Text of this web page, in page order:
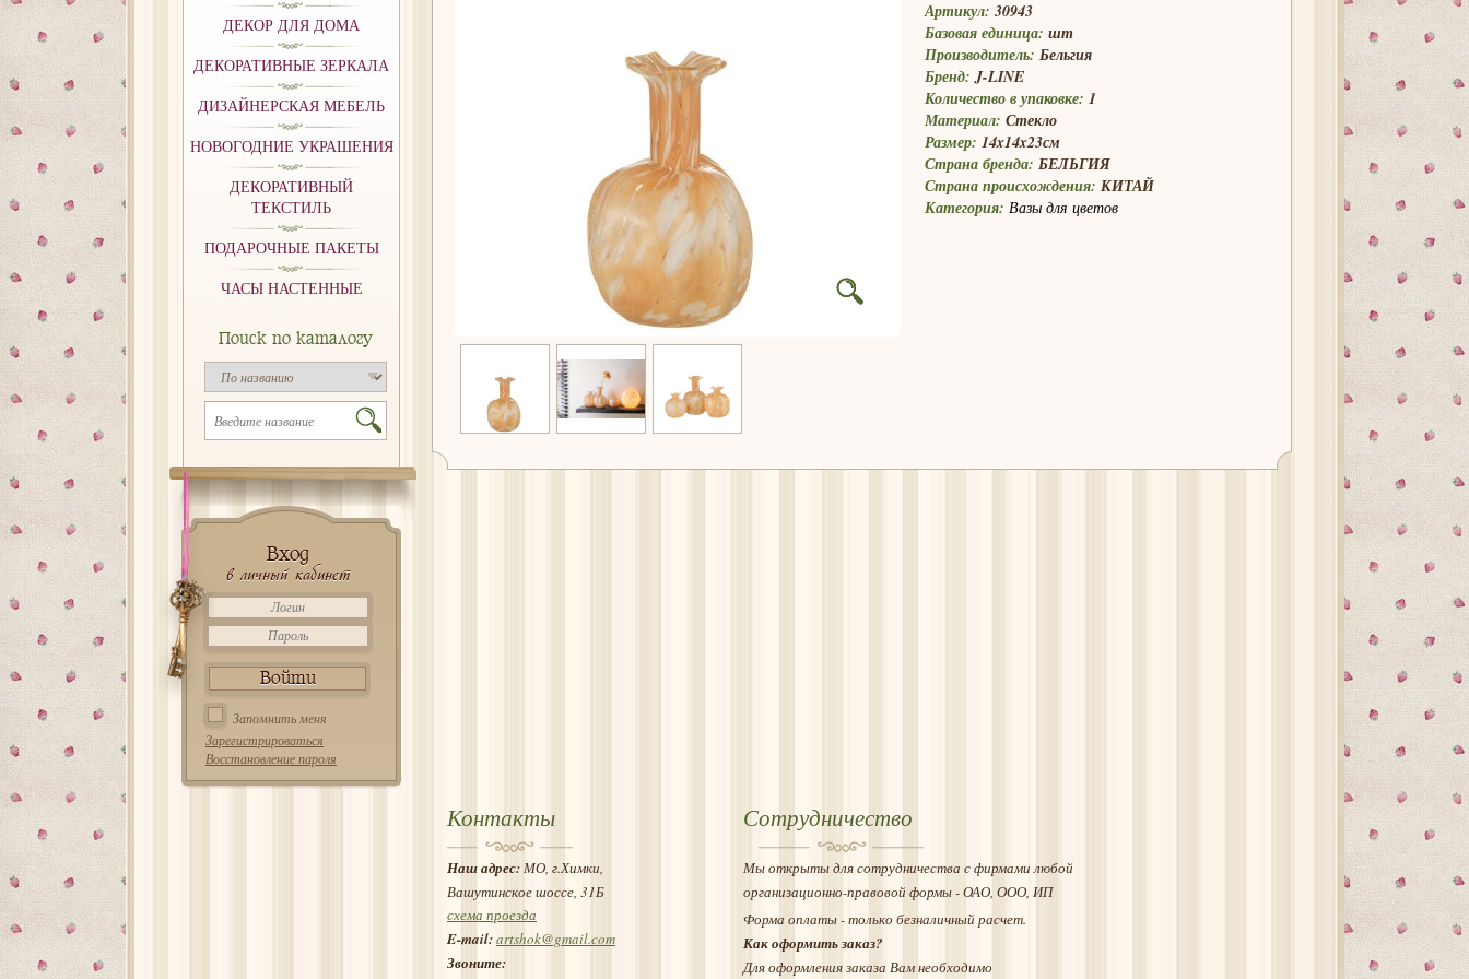
ДЕКОР ДЛЯ ДОМА
ДЕКОРАТИВНЫЕ ЗЕРКАЛА
ДИЗАЙНЕРСКАЯ МЕБЕЛЬ
НОВОГОДНИЕ УКРАШЕНИЯ
ДЕКОРАТИВНЫЙ
ТЕКСТИЛЬ
ПОДАРОЧНЫЕ ПАКЕТЫ
ЧАСЫ НАСТЕННЫЕ
Поиск по каталогу
Вход
в личный кабинет
Запомнить меня
Зарегистрироваться
Восстановление пароля
Артикул: 30943
Базовая единица: шт
Производитель: Бельгия
Бренд: J-LINE
Количество в упаковке: 1
Материал: Стекло
Размер: 14x14x23см
Страна бренда: БЕЛЬГИЯ
Страна происхождения: КИТАЙ
Категория: Вазы для цветов
Контакты
Наш адрес:МО, г.Химки,
Вашутинское шоссе, 31Б
схема проезда
E-mail:artshok@gmail.com
Звоните:
Сотрудничество
Мы открыты для сотрудничества с фирмами любой
организационно-правовой формы - ОАО, ООО, ИП
Форма оплаты - только безналичный расчет.
Как оформить заказ?
Для оформления заказа Вам необходимо